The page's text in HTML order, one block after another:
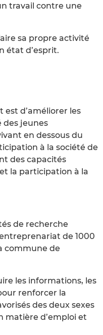
travail contre une
sa propre activité
état d’esprit.
est d’améliorer les
des jeunes
en dessous du
à la société de
des capacités
la participation à la
de recherche
de 1000
commune de
les informations, les
renforcer la
des deux sexes
matière d’emploi et